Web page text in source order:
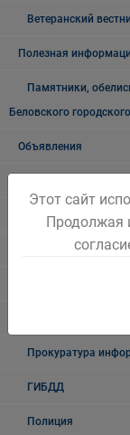
Ветеранский
Полезная
Памятники,
Беловского
Объявления
Осторожно
Государственные
Прокуратура
ГИБДД
Полиция
Этот сайт
Продолжая